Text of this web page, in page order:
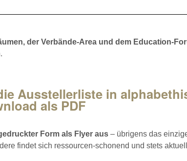
der Verbände-Area und dem Education-
Ausstellerliste in
als PDF
Form als Flyer aus – übrigens das
findet sich ressourcen-schonend und stets